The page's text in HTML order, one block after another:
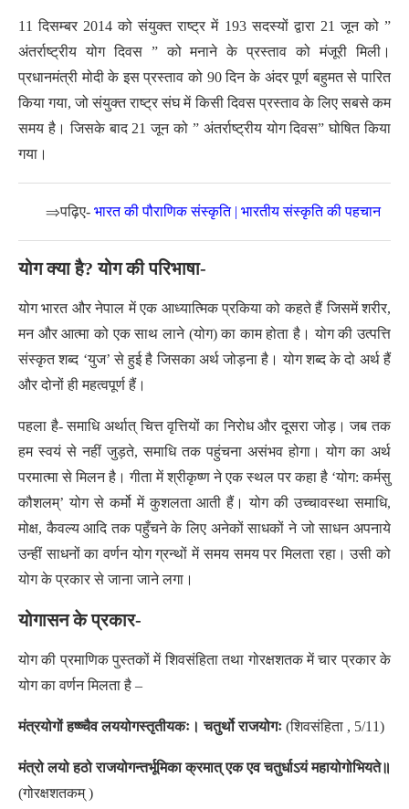
11 दिसम्बर 2014 को संयुक्त राष्ट्र में 193 सदस्यों द्वारा 21 जून को ”
अंतर्राष्ट्रीय योग दिवस ” को मनाने के प्रस्ताव को मंजूरी मिली।
प्रधानमंत्री मोदी के इस प्रस्ताव को 90 दिन के अंदर पूर्ण बहुमत से पारित
किया गया, जो संयुक्त राष्ट्र संघ में किसी दिवस प्रस्ताव के लिए सबसे कम
समय है। जिसके बाद 21 जून को ” अंतर्राष्ट्रीय योग दिवस” घोषित किया
गया।
⇒पढ़िए- भारत की पौराणिक संस्कृति | भारतीय संस्कृति की पहचान
योग क्या है? योग की परिभाषा-
योग भारत और नेपाल में एक आध्यात्मिक प्रकिया को कहते हैं जिसमें शरीर,
मन और आत्मा को एक साथ लाने (योग) का काम होता है। योग की उत्पत्ति
संस्कृत शब्द ‘युज’ से हुई है जिसका अर्थ जोड़ना है। योग शब्द के दो अर्थ हैं
और दोनों ही महत्वपूर्ण हैं।
पहला है- समाधि अर्थात् चित्त वृत्तियों का निरोध और दूसरा जोड़। जब तक
हम स्वयं से नहीं जुड़ते, समाधि तक पहुंचना असंभव होगा। योग का अर्थ
परमात्मा से मिलन है। गीता में श्रीकृष्ण ने एक स्थल पर कहा है ‘योग: कर्मसु
कौशलम्‌’ योग से कर्मो में कुशलता आती हैं। योग की उच्चावस्था समाधि,
मोक्ष, कैवल्य आदि तक पहुँचने के लिए अनेकों साधकों ने जो साधन अपनाये
उन्हीं साधनों का वर्णन योग ग्रन्थों में समय समय पर मिलता रहा। उसी को
योग के प्रकार से जाना जाने लगा।
योगासन के प्रकार-
योग की प्रमाणिक पुस्तकों में शिवसंहिता तथा गोरक्षशतक में चार प्रकार के
योग का वर्णन मिलता है –
मंत्रयोगों हष्ष्चैव लययोगस्तृतीयकः। चतुर्थो राजयोगः (शिवसंहिता , 5/11)
मंत्रो लयो हठो राजयोगन्तर्भूमिका क्रमात् एक एव चतुर्धाऽयं महायोगोभियते॥
(गोरक्षशतकम् )